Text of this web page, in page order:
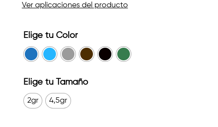
Ver aplicaciones del producto
Elige tu Color
Elige tu Tamaño
2gr 4,5gr